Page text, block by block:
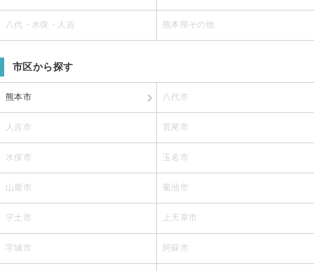
八代・水俣・人吉 熊本県その他
市区から探す
熊本市 八代市
人吉市 荒尾市
水俣市 玉名市
山鹿市 菊池市
宇土市 上天草市
宇城市 阿蘇市